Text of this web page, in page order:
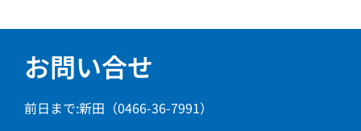
お問い合せ
前日まで:新田（0466-36-7991）